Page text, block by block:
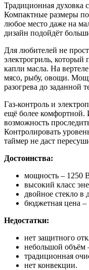
Традиционная духовка
Компактные размеры
любое место даже на
дизайн подойдёт
Для любителей не
электрогриль, который
капли масла. На
мясо, рыбу, овощи.
разогрева до заданной
Газ-контроль и
ещё более комфортной.
возможность
Контролировать
таймер не даст
Достоинства:
мощность – 1250
высокий класс
двойное стекло в
бюджетная цена –
Недостатки:
нет защитного
небольшой объём
традиционная
нет конвекции.